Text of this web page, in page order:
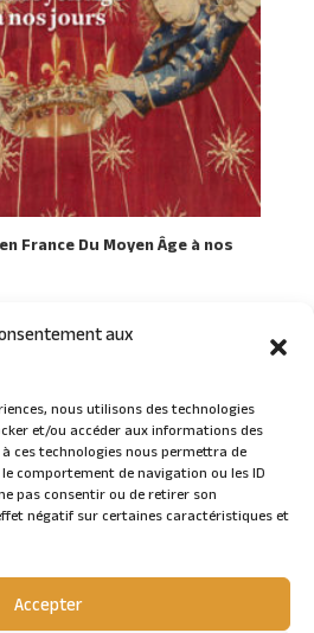
aux
nous utilisons des technologies
et/ou accéder aux informations des
ces technologies nous permettra de
comportement de navigation ou les ID
pas consentir ou de retirer son
négatif sur certaines caractéristiques et
Accepter
France Du Moyen Âge à nos